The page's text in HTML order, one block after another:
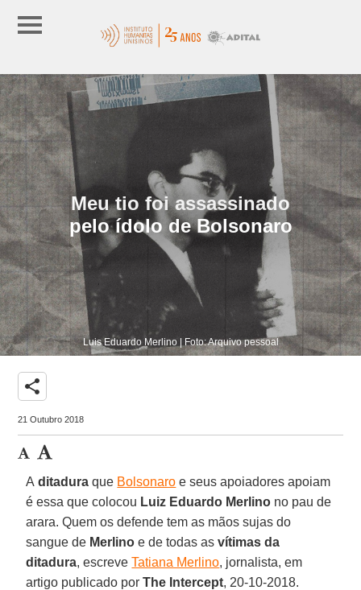
Meu tio foi assassinado
pelo ídolo de Bolsonaro
Luis Eduardo Merlino | Foto: Arquivo pessoal
share
21 Outubro 2018
A ditadura que Bolsonaro e seus apoiadores apoiam
é essa que colocou Luiz Eduardo Merlino no pau de
arara. Quem os defende tem as mãos sujas do
sangue de Merlino e de todas asvítimas da
ditadura, escreveTatiana Merlino, jornalista, em
artigo publicado porThe Intercept, 20-10-2018.